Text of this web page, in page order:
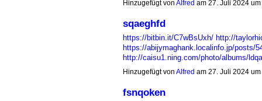
Hinzugefügt von Alfred am 27. Juli 2024
sqaeghfd
https://bitbin.it/C7wBsUxh/ http://
https://abijymaghank.localinfo.jp/posts/
http://caisu1.ning.com/photo/albums/
Hinzugefügt von Alfred am 27. Juli 2024
fsnqoken